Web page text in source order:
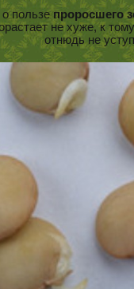
пользе проросшего
не хуже, к
отнюдь не